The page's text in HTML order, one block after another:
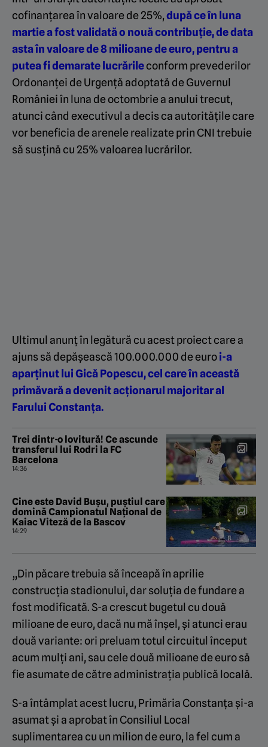
cofinanțarea în valoare de 25%,după ce în luna
martie a fost validată o nouă contribuție, de data
asta în valoare de 8 milioane de euro, pentru a
putea fi demarate lucrărileconform prevederilor
Ordonanței de Urgență adoptată de Guvernul
României în luna de octombrie a anului trecut,
atunci când executivul a decis ca autoritățile care
vor beneficia de arenele realizate prin CNI trebuie
să susțină cu 25% valoarea lucrărilor.
Ultimul anunț în legătură cu acest proiect care a
ajuns să depășească 100.000.000 de euroi-a
aparținut lui Gică Popescu, cel care în această
primăvară a devenit acționarul majoritar al
Farului Constanța.
Trei dintr-o lovitură! Ce ascunde
transferul lui Rodri la FC
Barcelona
14:36
Cine este David Bușu, puștiul care
domină Campionatul Național de
Kaiac Viteză de la Bascov
14:29
„Din păcare trebuia să înceapă în aprilie
construcția stadionului, dar soluția de fundare a
fost modificată. S-a crescut bugetul cu două
milioane de euro, dacă nu mă înșel, și atunci erau
două variante: ori preluam totul circuitul început
acum mulți ani, sau cele două milioane de euro să
fie asumate de către administrația publică locală.
S-a întâmplat acest lucru, Primăria Constanța și-a
asumat și a aprobat în Consiliul Local
suplimentarea cu un milion de euro, la fel cum a